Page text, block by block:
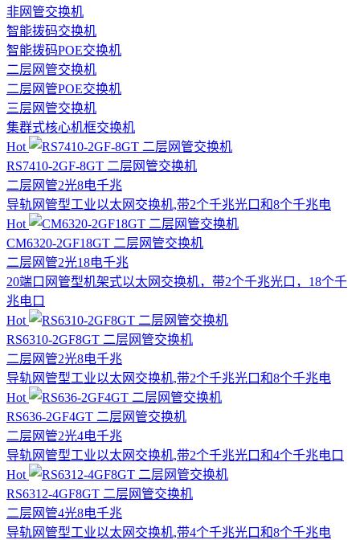
非网管交换机
智能拨码交换机
智能拨码POE交换机
二层网管交换机
二层网管POE交换机
三层网管交换机
集群式核心机框交换机
Hot
RS7410-2GF-8GT 二层网管交换机
二层网管2光8电千兆
导轨网管型工业以太网交换机,带2个千兆光口和8个千兆电
Hot
CM6320-2GF18GT 二层网管交换机
二层网管2光18电千兆
20端口网管型机架式以太网交换机，带2个千兆光口，18个千
兆电口
Hot
RS6310-2GF8GT 二层网管交换机
二层网管2光8电千兆
导轨网管型工业以太网交换机,带2个千兆光口和8个千兆电
Hot
RS636-2GF4GT 二层网管交换机
二层网管2光4电千兆
导轨网管型工业以太网交换机,带2个千兆光口和4个千兆电口
Hot
RS6312-4GF8GT 二层网管交换机
二层网管4光8电千兆
导轨网管型工业以太网交换机,带4个千兆光口和8个千兆电